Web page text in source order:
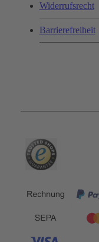
Widerrufsrecht
Barrierefreiheit